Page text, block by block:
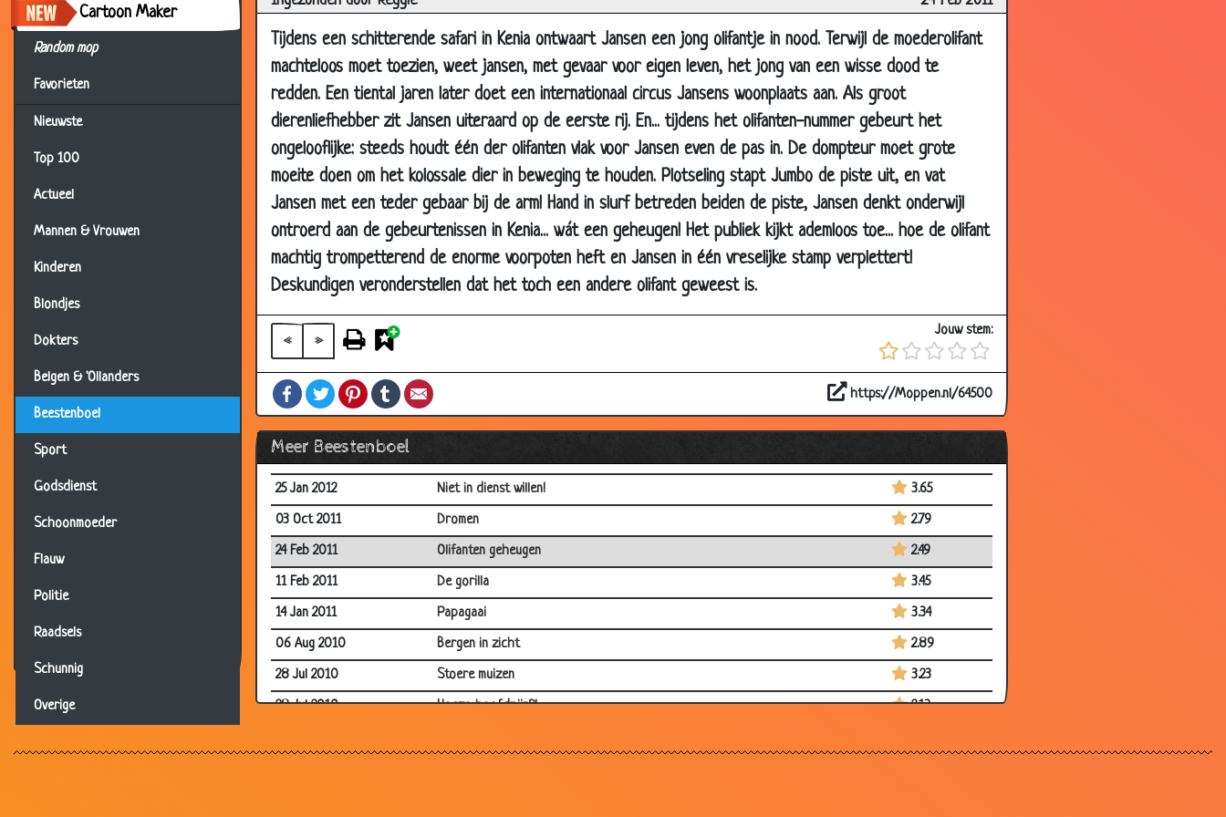
Cartoon Maker
Random mop
Favorieten
Nieuwste
Top 100
Actueel
Mannen & Vrouwen
Kinderen
Blondjes
Dokters
Belgen & 'Ollanders
Beestenboel
Sport
Godsdienst
Schoonmoeder
Flauw
Politie
Raadsels
Schunnig
Overige
Tijdens een schitterende safari in Kenia ontwaart Jansen een jong olifantje in nood. Terwijl de moederolifant
machteloos moet toezien, weet jansen, met gevaar voor eigen leven, het jong van een wisse dood te
redden. Een tiental jaren later doet een internationaal circus Jansens woonplaats aan. Als groot
dierenliefhebber zit Jansen uiteraard op de eerste rij. En... tijdens het olifanten-nummer gebeurt het
ongelooflijke: steeds houdt één der olifanten vlak voor Jansen even de pas in. De dompteur moet grote
moeite doen om het kolossale dier in beweging te houden. Plotseling stapt Jumbo de piste uit, en vat
Jansen met een teder gebaar bij de arm! Hand in slurf betreden beiden de piste, Jansen denkt onderwijl
ontroerd aan de gebeurtenissen in Kenia... wát een geheugen! Het publiek kijkt ademloos toe... hoe de olifant
machtig trompetterend de enorme voorpoten heft en Jansen in één vreselijke stamp verplettert!
Deskundigen veronderstellen dat het toch een andere olifant geweest is.
« »
Jouw stem:
FacebookTwitterPinterestTumblr https://Moppen.nl/64500
Meer Beestenboel
08 Nov 2013
Springen
3.12
25 Oct 2013
Kangoeroes in de regen
29 Jul 2013
Kip bereiden
2.77
06 Jul 2013
Opscheppen
3.22
28 Jun 2013
Hoge prijs
3.17
22 Mar 2013
Twee bergen in zicht
2.82
08 Mar 2013
Potje pokeren
2.80
22 Feb 2013
Papegaaien in 't zottenhuis
15 Sep 2012
10 Jul 2012
2.87
29 Jun 2012
Even langskomen
3.40
25 Jan 2012
Niet in dienst willen!
3.65
03 Oct 2011
Dromen
2.79
24 Feb 2011
Olifanten geheugen
2.49
11 Feb 2011
De gorilla
3.45
14 Jan 2011
Papagaai
3.34
06 Aug 2010
Bergen in zicht
2.89
28 Jul 2010
Stoere muizen
3.23
28 Jul 2010
Hoezo hoofdpijn?!
2.13